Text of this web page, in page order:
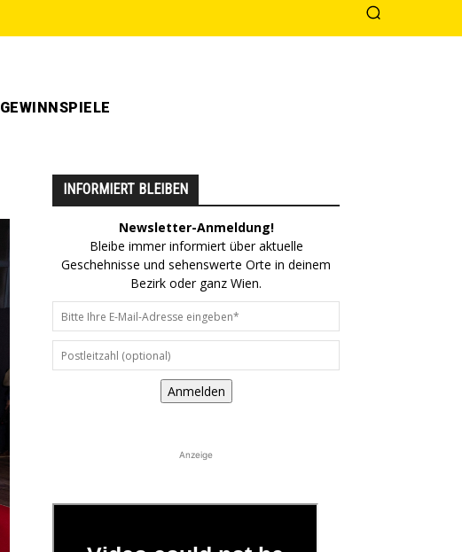
GEWINNSPIELE
INFORMIERT BLEIBEN
Newsletter-Anmeldung!
Bleibe immer informiert über aktuelle
Geschehnisse und sehenswerte Orte in deinem
Bezirk oder ganz Wien.
Anmelden
Anzeige